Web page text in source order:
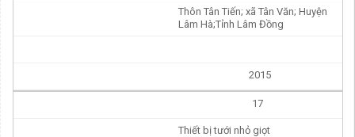
Thôn Tân Tiến; xã Tân Văn; Huyện
Lâm Hà;Tỉnh Lâm Đồng
2015
17
Thiết bị tưới nhỏ giọt